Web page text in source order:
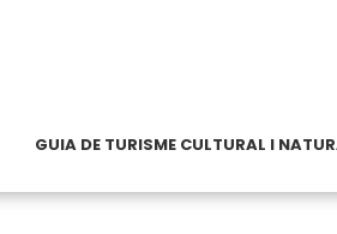
GUIA DE TURISME CULTURAL I